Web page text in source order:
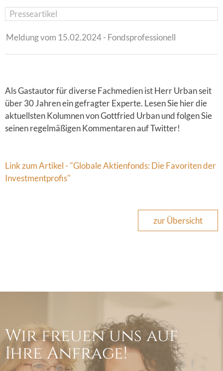
Presseartikel
Meldung vom 15.02.2024 - Fondsprofessionell
Als Gastautor für diverse Fachmedien ist Herr Urban seit
über 30 Jahren ein gefragter Experte. Lesen Sie hier die
aktuellsten Kolumnen von Gottfried Urban und folgen Sie
seinen regelmäßigen Kommentaren auf Twitter!
Link zum Artikel - "Globale Aktienfonds: Die Favoriten der
Investmentprofis"
zur Übersicht
Wir freuen uns auf
Ihre Anfrage!